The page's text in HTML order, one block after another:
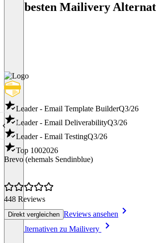
Die besten Mailivery
Leader - Email Template BuilderQ3/26
Leader - Email DeliverabilityQ3/26
Leader - Email TestingQ3/26
Top 1002026
Brevo (ehemals Sendinblue)
448 Reviews
Direkt vergleichen Reviews ansehen
Alle Alternativen zu Mailivery